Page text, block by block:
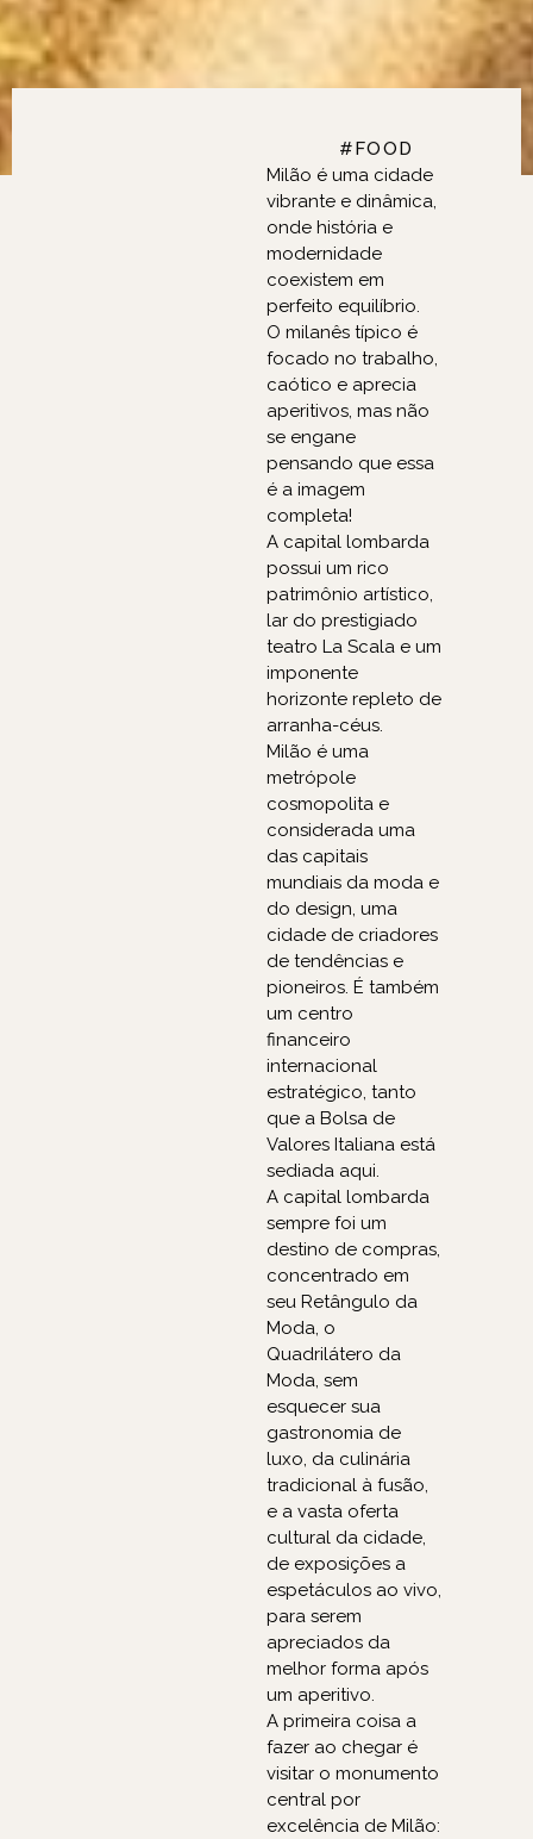
FASHION,
#FOOD
Milão é uma cidade
vibrante e dinâmica,
onde história e
modernidade
coexistem em
perfeito equilíbrio.
O milanês típico é
focado no trabalho,
caótico e aprecia
aperitivos, mas não
se engane
pensando que essa
é a imagem
completa!
A capital lombarda
possui um rico
patrimônio artístico,
lar do prestigiado
teatro La Scala e um
imponente
horizonte repleto de
arranha-céus.
Milão é uma
metrópole
cosmopolita e
considerada uma
das capitais
mundiais da moda e
do design, uma
cidade de criadores
de tendências e
pioneiros. É também
um centro
financeiro
internacional
estratégico, tanto
que a Bolsa de
Valores Italiana está
sediada aqui.
A capital lombarda
sempre foi um
destino de compras,
concentrado em
seu Retângulo da
Moda, o
Quadrilátero da
Moda, sem
esquecer sua
gastronomia de
luxo, da culinária
tradicional à fusão,
e a vasta oferta
cultural da cidade,
de exposições a
espetáculos ao vivo,
para serem
apreciados da
melhor forma após
um aperitivo.
A primeira coisa a
fazer ao chegar é
visitar o monumento
central por
excelência de Milão: